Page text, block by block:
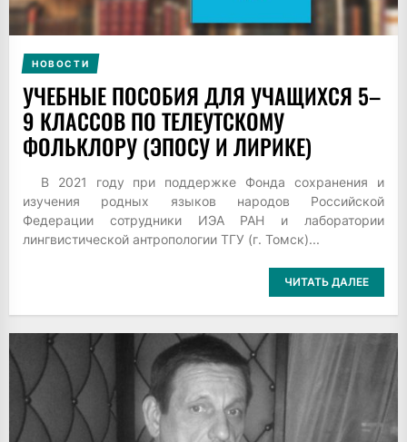
НОВОСТИ
УЧЕБНЫЕ ПОСОБИЯ ДЛЯ УЧАЩИХСЯ 5–
9 КЛАССОВ ПО ТЕЛЕУТСКОМУ
ФОЛЬКЛОРУ (ЭПОСУ И ЛИРИКЕ)
В 2021 году при поддержке Фонда сохранения и
изучения родных языков народов Российской
Федерации сотрудники ИЭА РАН и лаборатории
лингвистической антропологии ТГУ (г. Томск)...
ЧИТАТЬ ДАЛЕЕ